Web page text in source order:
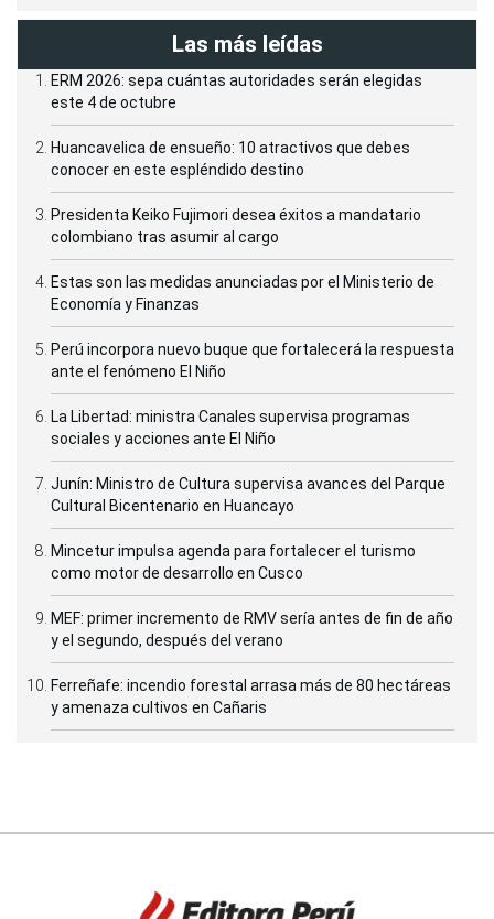
Las más leídas
ERM 2026: sepa cuántas autoridades serán elegidas
este 4 de octubre
Huancavelica de ensueño: 10 atractivos que debes
conocer en este espléndido destino
Presidenta Keiko Fujimori desea éxitos a mandatario
colombiano tras asumir al cargo
Estas son las medidas anunciadas por el Ministerio de
Economía y Finanzas
Perú incorpora nuevo buque que fortalecerá la respuesta
ante el fenómeno El Niño
La Libertad: ministra Canales supervisa programas
sociales y acciones ante El Niño
Junín: Ministro de Cultura supervisa avances del Parque
Cultural Bicentenario en Huancayo
Mincetur impulsa agenda para fortalecer el turismo
como motor de desarrollo en Cusco
MEF: primer incremento de RMV sería antes de fin de año
y el segundo, después del verano
Ferreñafe: incendio forestal arrasa más de 80 hectáreas
y amenaza cultivos en Cañaris